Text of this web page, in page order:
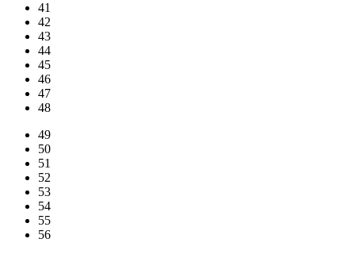
41
42
43
44
45
46
47
48
49
50
51
52
53
54
55
56